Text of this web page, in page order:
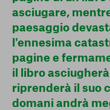
asciugare,
paesaggio
l'ennesima
pagine e
il libro
riprenderà il suo
domani andrà